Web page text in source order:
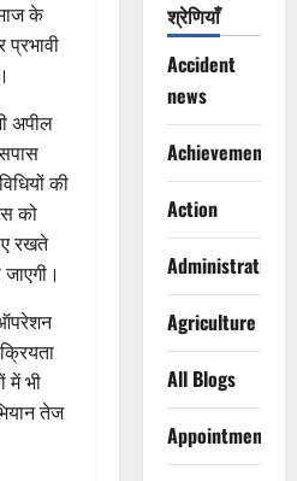
के
अपील
की
को
रखते
में भी
तेज
श्रेणियाँ
Accident
news
Achievements
Action
Administration
Agriculture
All Blogs
Appointments